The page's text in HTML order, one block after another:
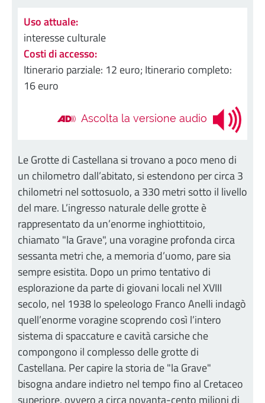
Uso attuale:
interesse culturale
Costi di accesso:
Itinerario parziale: 12 euro; Itinerario completo:
16 euro
Ascolta la versione audio
Le Grotte di Castellana si trovano a poco meno di
un chilometro dall’abitato, si estendono per circa 3
chilometri nel sottosuolo, a 330 metri sotto il livello
del mare. L’ingresso naturale delle grotte è
rappresentato da un’enorme inghiottitoio,
chiamato "la Grave", una voragine profonda circa
sessanta metri che, a memoria d’uomo, pare sia
sempre esistita. Dopo un primo tentativo di
esplorazione da parte di giovani locali nel XVIII
secolo, nel 1938 lo speleologo Franco Anelli indagò
quell’enorme voragine scoprendo così l’intero
sistema di spaccature e cavità carsiche che
compongono il complesso delle grotte di
Castellana. Per capire la storia de "la Grave"
bisogna andare indietro nel tempo fino al Cretaceo
superiore, ovvero a circa novanta-cento milioni di